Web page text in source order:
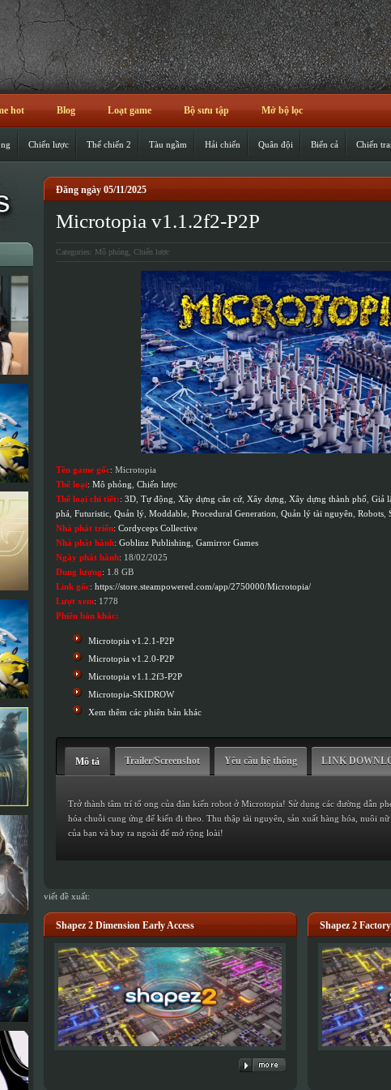
hot Blog Loạt game Bộ sưu tập Mở bộ lọc
Chiến lược Thế chiến 2 Tàu ngầm Hải chiến Quân đội Biển cả Chiến
Đăng ngày 05/11/2025
Microtopia v1.1.2f2-P2P
Categories: Mô phỏng Chiến lược
Tên game gốc: Microtopia
Thể loại: Mô phỏng Chiến lược
Thể loại chi tiết:: 3D Tự động Xây dựng căn cứ, Xây dựng Xây dựng thành phố Giả
phá Futuristic Quản lý Moddable Procedural Generation Quản lý tài nguyên Robots
Nhà phát triển: Cordyceps Collective
Nhà phát hành: Goblinz Publishing Gamirror Games
Ngày phát hành: 18/02/2025
Dung lượng: 1.8 GB
Link gốc: https://store.steampowered.com/app/2750000/Microtopia/
Lượt xem: 1778
Phiên bản khác:
Microtopia v1.2.1-P2P
Microtopia v1.2.0-P2P
Microtopia v1.1.2f3-P2P
Microtopia-SKIDROW
Xem thêm các phiên bản khác
Mô tả Trailer/Screenshot Yêu cầu hệ thống LINK
Trở thành tâm trí tổ ong của đàn kiến ​​robot ở Microtopia! Sử dụng các đường dẫn
hóa chuỗi cung ứng để kiến ​​đi theo. Thu thập tài nguyên, sản xuất hàng hóa, nuôi
của bạn và bay ra ngoài để mở rộng loài!
viết đề xuất:
Shapez 2 Dimension Early Access Shapez 2